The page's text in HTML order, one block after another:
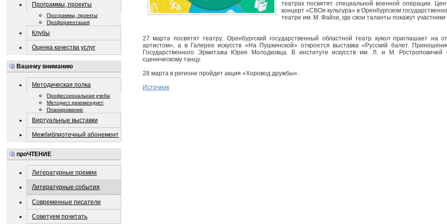
Программы, проекты
Программы, проекты
Профориентация
Клубы
Оценка качества услуг
Вашему вниманию
Методическая полка
Профессиональная учеба
Методист рекомендует
Планирование
Виртуальные выставки
Межбиблиотечный абонемент
проЧТЕНИЕ
Литературные премии
Литературные события
Современные писатели
Советуем почитать
театрах посвятят специальной военной операции.
концерт «СВОя культура» в Оренбургском
театре им. М. Файзи, где свои таланты покажут
27 марта посвятят театру: Оренбургский государственный областной театр кукол приглашает на
артистом», а в Галерее искусств «На Пушкинской» откроется выставка «Русский балет.
Государственного Эрмитажа Юрия Молодковца. В институте искусств им. Л. и М. Ростроповичей
сценическому танцу.
28 марта в регионе пройдет акция «Хоровод дружбы».
Источник